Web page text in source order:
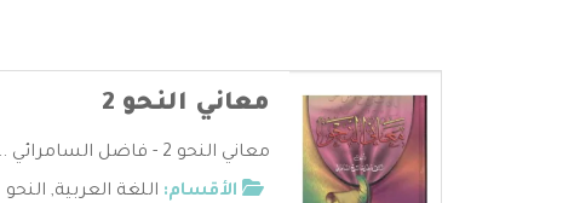
معاني النحو 2
معاني النحو 2 - فاضل السامرائي ...
الأقسام: اللغة العربية, النحو